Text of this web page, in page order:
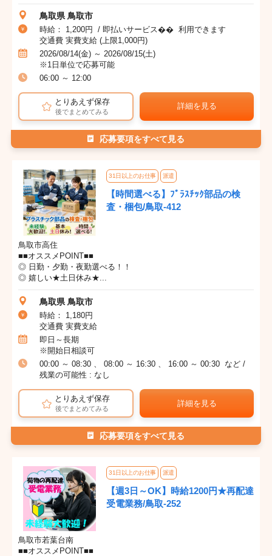
鳥取県 鳥取市
時給： 1,200円 / 即払いサービス�� 利用できます
交通費 実費支給 (上限1,000円)
2026/08/14(金) ～ 2026/08/15(土)
※1日単位で応募可能
06:00 ～ 12:00
とりあえず保存
後でまとめてみる
詳細を見る
応募要項をすべて見る
31日以上のお仕事 派遣
【時間選べる】ﾌﾟﾗｽﾁｯｸ部品の検
査・梱包/鳥取-412
鳥取市高住
■■オススメPOINT■■
◎ 日勤・夕勤・夜勤選べる！！
◎ 嬉しい★土日休み★...
鳥取県 鳥取市
時給： 1,180円
交通費 実費支給
即日～長期
※開始日相談可
00:00 ～ 08:30 、 08:00 ～ 16:30 、 16:00 ～ 00:30 など /
残業の可能性 : なし
とりあえず保存
後でまとめてみる
詳細を見る
応募要項をすべて見る
31日以上のお仕事 派遣
【週3日～OK】時給1200円★再配達
受電業務/鳥取-252
鳥取市若葉台南
■■オススメPOINT■■